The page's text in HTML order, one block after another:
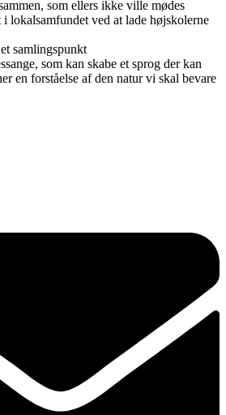
som ellers ikke ville mødes
lokalsamfundet ved at lade højskolerne
samlingspunkt
som kan skabe et sprog der kan
en forståelse af den natur vi skal bevare